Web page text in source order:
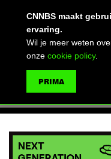
CNNBS maakt
ervaring.
Wil je meer weten
onze cookie policy.
PRIMA